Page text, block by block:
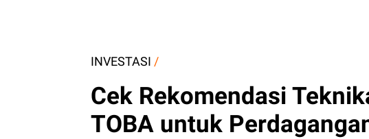
INVESTASI /
Cek Rekomendasi
TOBA untuk